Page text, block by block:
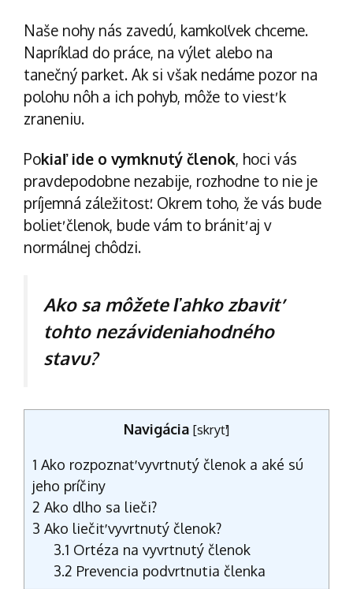
Naše nohy nás zavedú, kamkoľvek chceme.
Napríklad do práce, na výlet alebo na
tanečný parket. Ak si však nedáme pozor na
polohu nôh a ich pohyb, môže to viesť k
zraneniu.
Pokiaľ ide o vymknutý členok , hoci vás
pravdepodobne nezabije, rozhodne to nie je
príjemná záležitosť. Okrem toho, že vás bude
bolieť členok, bude vám to brániť aj v
normálnej chôdzi.
Ako sa môžete ľahko zbaviť
tohto nezávideniahodného
stavu?
Navigácia [skryť]
1 Ako rozpoznať vyvrtnutý členok a aké sú
jeho príčiny
2 Ako dlho sa lieči?
3 Ako liečiť vyvrtnutý členok?
3.1 Ortéza na vyvrtnutý členok
3.2 Prevencia podvrtnutia členka